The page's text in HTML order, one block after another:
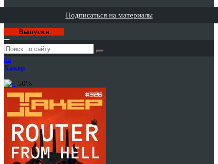
Подписаться на материалы
Выпуски
Годовая
подписка
на
Хакер
-50%